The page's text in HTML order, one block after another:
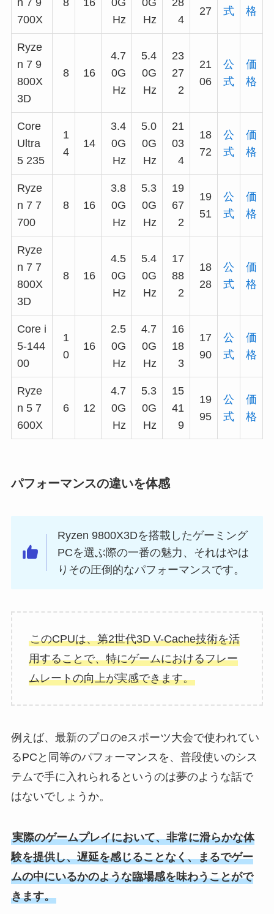
700X
Hz
Hz
4
27 式 格
Ryze
n 7 9
800X
3D
8 16
4.7
0G
Hz
5.4
0G
Hz
23
27
2
21
06
公
式
価
格
Core
Ultra
5 235
1
4
14
3.4
0G
Hz
5.0
0G
Hz
21
03
4
18
72
公
式
価
格
Ryze
n 7 7
700
8 16
3.8
0G
Hz
5.3
0G
Hz
19
67
2
19
51
公
式
価
格
Ryze
n 7 7
800X
3D
8 16
4.5
0G
Hz
5.4
0G
Hz
17
88
2
18
28
公
式
価
格
Core i
5-144
00
1
0
16
2.5
0G
Hz
4.7
0G
Hz
16
18
3
17
90
公
式
価
格
Ryze
n 5 7
600X
6 12
4.7
0G
Hz
5.3
0G
Hz
15
41
9
19
95
公
式
価
格
パフォーマンスの違いを体感
Ryzen 9800X3Dを搭載したゲーミング
PCを選ぶ際の一番の魅力、それはやは
りその圧倒的なパフォーマンスです。
このCPUは、第2世代3D V-Cache技術を活
用することで、特にゲームにおけるフレー
ムレートの向上が実感できます。
例えば、最新のプロのeスポーツ大会で使われてい
るPCと同等のパフォーマンスを、普段使いのシス
テムで手に入れられるというのは夢のような話で
はないでしょうか。
実際のゲームプレイにおいて、非常に滑らかな体
験を提供し、遅延を感じることなく、まるでゲー
ムの中にいるかのような臨場感を味わうことがで
きます。